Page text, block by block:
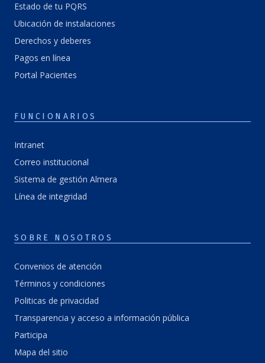
Estado de tu PQRS
Ubicación de instalaciones
Derechos y deberes
Pagos en línea
Portal Pacientes
FUNCIONARIOS
Intranet
Correo institucional
Sistema de gestión Almera
Línea de integridad
SOBRE NOSOTROS
Convenios de atención
Términos y condiciones
Politicas de privacidad
Transparencia y acceso a información pública
Participa
Mapa del sitio